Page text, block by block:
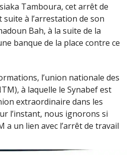
Tamboura, cet arrêt de
à l’arrestation de son
Bah, à la suite de la
banque de la place contre ce
l’union nationale des
à laquelle le Synabef est
extraordinaire dans les
l’instant, nous ignorons si
a un lien avec l’arrêt de travail